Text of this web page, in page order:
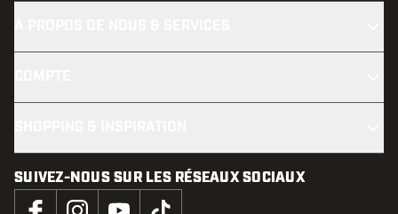
SUIVEZ-NOUS SUR LES RÉSEAUX SOCIAUX